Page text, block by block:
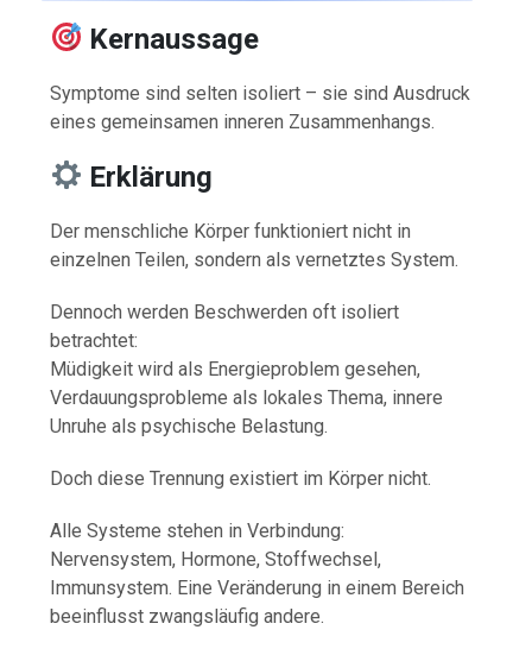
Kernaussage
Symptome sind selten isoliert – sie sind Ausdruck
eines gemeinsamen inneren Zusammenhangs.
Erklärung
Der menschliche Körper funktioniert nicht in
einzelnen Teilen, sondern als vernetztes System.
Dennoch werden Beschwerden oft isoliert
betrachtet:
Müdigkeit wird als Energieproblem gesehen,
Verdauungsprobleme als lokales Thema, innere
Unruhe als psychische Belastung.
Doch diese Trennung existiert im Körper nicht.
Alle Systeme stehen in Verbindung:
Nervensystem, Hormone, Stoffwechsel,
Immunsystem. Eine Veränderung in einem Bereich
beeinflusst zwangsläufig andere.